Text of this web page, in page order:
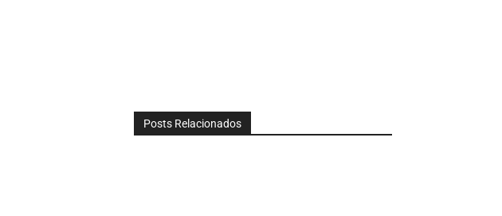
Posts Relacionados